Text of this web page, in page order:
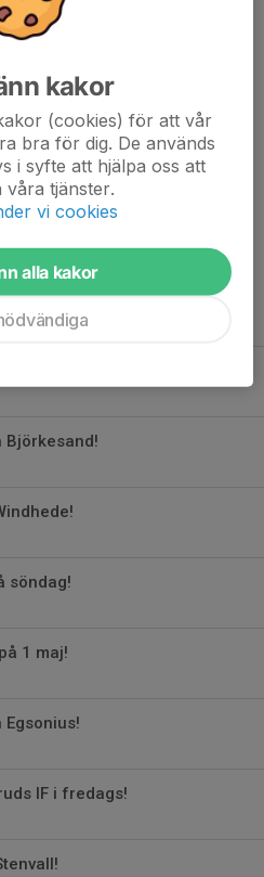
kul tillsammans under
Björkesand!
söndag!
1 maj!
IF i fredags!
kakor
(cookies) för att vår
bra för dig. De används
i syfte att hjälpa oss att
tjänster.
vi cookies
alla kakor